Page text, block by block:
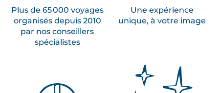
Plus de 65 000 voyages
organisés depuis 2010
par nos conseillers
spécialistes
Une expérience
unique, à votre image